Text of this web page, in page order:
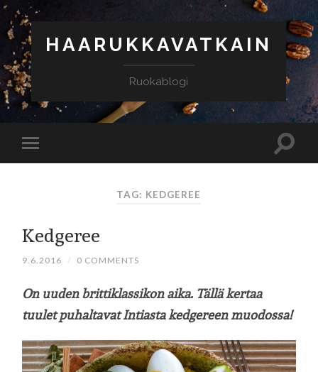
HAARUKKAVATKAIN
Ruokablogi
TAG: KEDGEREE
Kedgeree
9.6.2016 / 0 COMMENTS
On uuden brittiklassikon aika. Tällä kertaa
tuulet puhaltavat Intiasta kedgereen muodossa!